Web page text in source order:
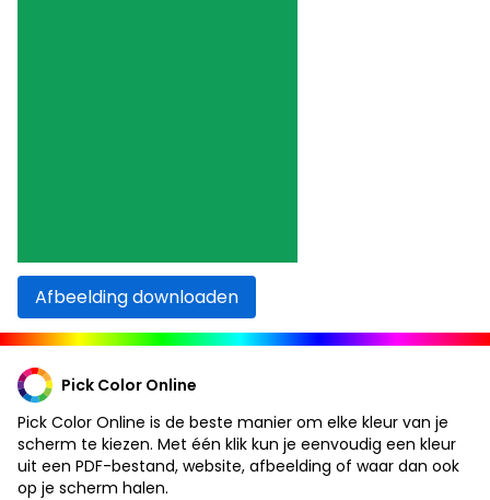
Afbeelding downloaden
Pick Color Online
Pick Color Online is de beste manier om elke kleur van je
scherm te kiezen. Met één klik kun je eenvoudig een kleur
uit een PDF-bestand, website, afbeelding of waar dan ook
op je scherm halen.